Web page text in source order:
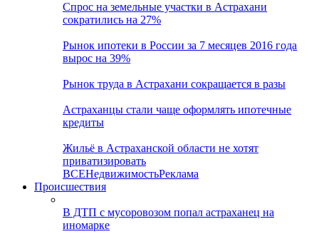
Спрос на земельные участки в Астрахани
сократились на 27%
Рынок ипотеки в России за 7 месяцев 2016 года
вырос на 39%
Рынок труда в Астрахани сокращается в разы
Астраханцы стали чаще оформлять ипотечные
кредиты
Жильё в Астраханской области не хотят
приватизировать
ВСЕНедвижимостьРеклама
Происшествия
В ДТП с мусоровозом попал астраханец на
иномарке